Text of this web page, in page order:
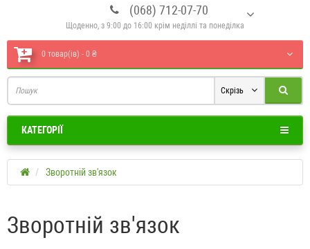
(068) 712-07-70
Щоденно, з 9:00 до 16:00 крім неділлі та понеділка
0 товар(ів) - 0 ₴
Скрізь
КАТЕГОРІЇ
Зворотній зв'язок
Зворотній зв'язок